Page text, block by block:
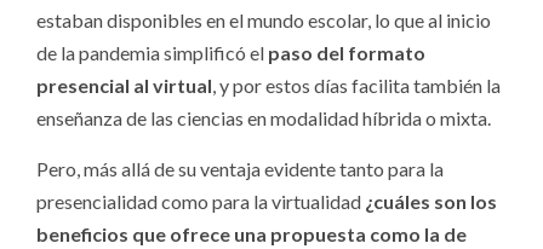
estaban disponibles en el mundo escolar, lo que al inicio
de la pandemia simplificó el paso del formato
presencial al virtual, y por estos días facilita también la
enseñanza de las ciencias en modalidad híbrida o mixta.
Pero, más allá de su ventaja evidente tanto para la
presencialidad como para la virtualidad ¿cuáles son los
beneficios que ofrece una propuesta como la de